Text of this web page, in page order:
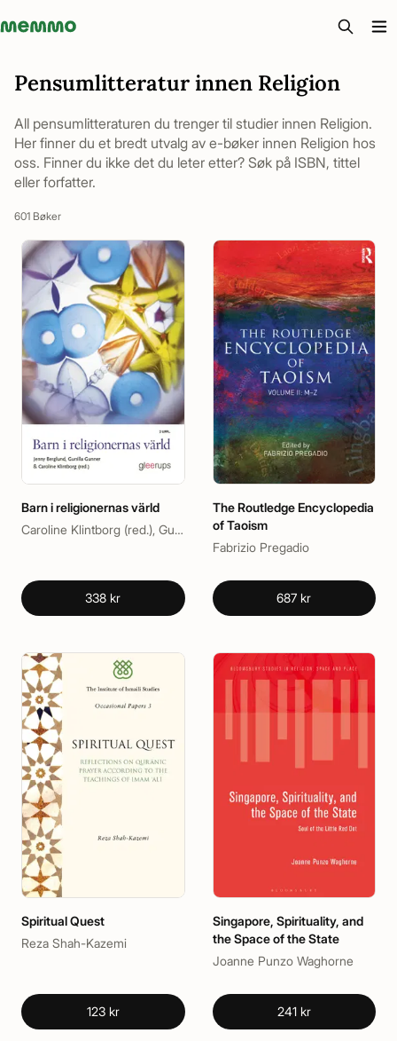
Memmo - AI-verktyg och digital kurslitteratur
Pensumlitteratur innen Religion
All pensumlitteraturen du trenger til studier innen Religion.
Her finner du et bredt utvalg av e-bøker innen Religion hos
oss. Finner du ikke det du leter etter? Søk på ISBN, tittel
eller forfatter.
601 Bøker
Barn i religionernas värld
Caroline Klintborg (red.), Gunilla Gunner (red.), Jenny Berglund (red.)
338 kr
The Routledge Encyclopedia
of Taoism
Fabrizio Pregadio
687 kr
Spiritual Quest
Reza Shah-Kazemi
123 kr
Singapore, Spirituality, and
the Space of the State
Joanne Punzo Waghorne
241 kr